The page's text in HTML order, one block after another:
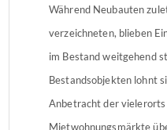
Während Neubauten
verzeichneten, blieben
im Bestand weitgehend
Bestandsobjekten lohnt
Anbetracht der vielerorts
Mietwohnungsmärkte